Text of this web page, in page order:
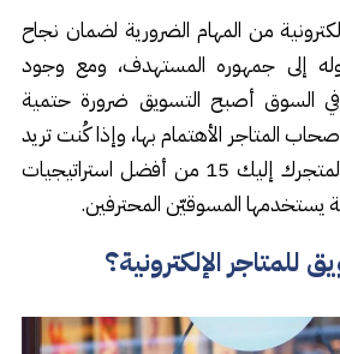
من المهام الضرورية لضمان نجاح
إلى جمهوره المستهدف، ومع وجود
في السوق أصبح التسويق ضرورة حتمية
المتاجر الأهتمام بها، وإذا كُنت تريد
ذلك وتبدأ في التسويق لمتجرك إليك 15 من أفضل استراتيجيات
يستخدمها المسوقيّن المحترفين.
الإلكترونية؟